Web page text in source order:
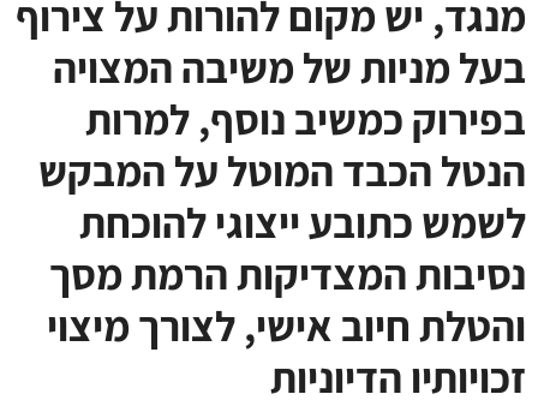
מנגד, יש מקום להורות על צירוף
בעל מניות של משיבה המצויה
בפירוק כמשיב נוסף, למרות
הנטל הכבד המוטל על המבקש
לשמש כתובע ייצוגי להוכחת
נסיבות המצדיקות הרמת מסך
והטלת חיוב אישי, לצורך מיצוי
זכויותיו הדיוניות